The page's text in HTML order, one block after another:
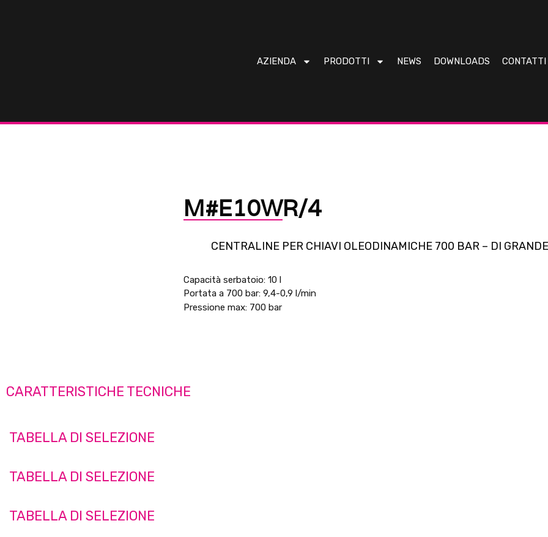
AZIENDA PRODOTTI NEWS DOWNLOADS CONTATTI
M#E10WR/4
CENTRALINE PER CHIAVI OLEODINAMICHE 700 BAR – DI
Capacità serbatoio: 10 l
Portata a 700 bar: 9,4-0,9 l/min
Pressione max: 700 bar
CARATTERISTICHE TECNICHE
TABELLA DI SELEZIONE
TABELLA DI SELEZIONE
TABELLA DI SELEZIONE